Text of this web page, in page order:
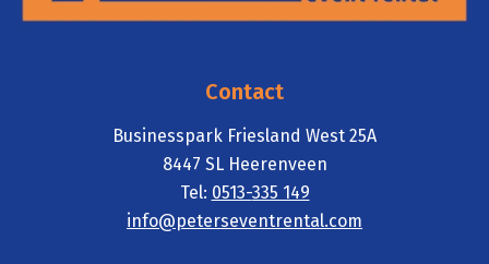
Contact
Businesspark Friesland West 25A
8447 SL Heerenveen
Tel: 0513-335 149
info@peterseventrental.com